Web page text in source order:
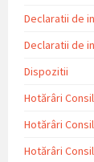
Declaratii de
Declaratii de
Dispozitii
Hotărâri
Hotărâri
Hotărâri